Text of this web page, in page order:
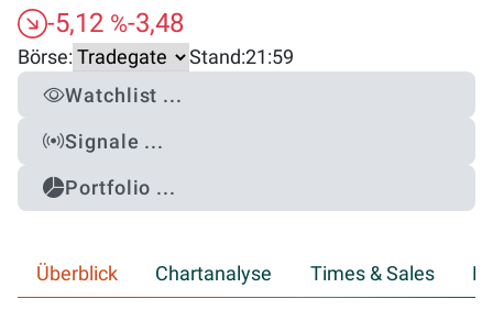
-5,12 %-3,48
Börse: Stand:21:59
Watchlist ...
Signale ...
Portfolio ...
Überblick Chartanalyse Times & Sales